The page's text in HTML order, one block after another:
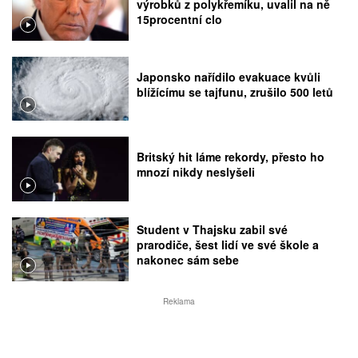
výrobků z polykřemíku, uvalil na ně
15procentní clo
Japonsko nařídilo evakuace kvůli
blížícímu se tajfunu, zrušilo 500 letů
Britský hit láme rekordy, přesto ho
mnozí nikdy neslyšeli
Student v Thajsku zabil své
prarodiče, šest lidí ve své škole a
nakonec sám sebe
Reklama